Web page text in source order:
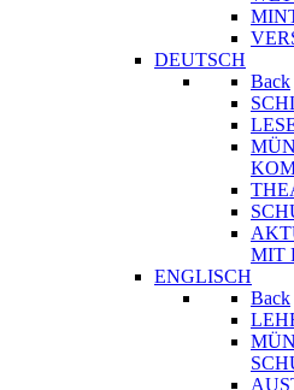
DEUTSCH
Back
MIT
ENGLISCH
Back